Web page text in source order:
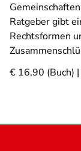
Ratgeber gibt
Rechtsformen
€ 16,90 (Buch)